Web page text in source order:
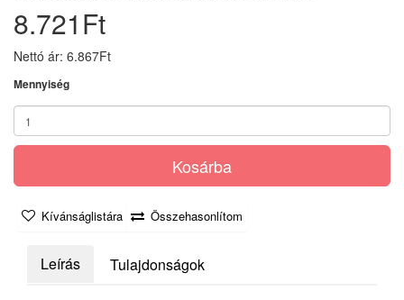
8.721Ft
Nettó ár: 6.867Ft
Mennyiség
Kosárba
Kívánságlistára Összehasonlítom
Leírás Tulajdonságok